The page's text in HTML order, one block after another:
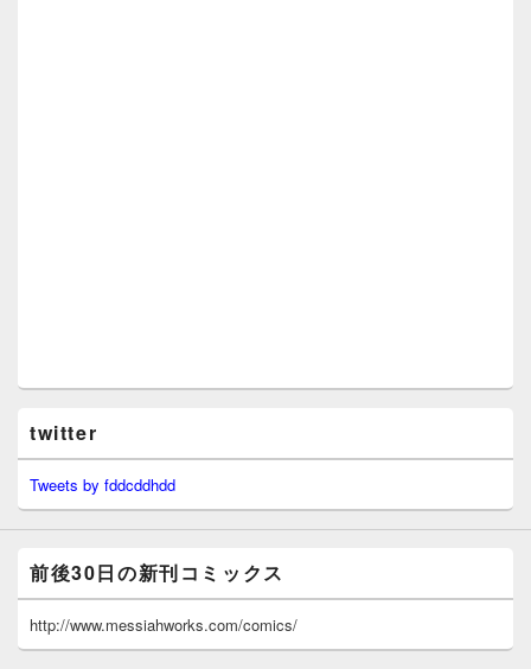
twitter
Tweets by fddcddhdd
前後30日の新刊コミックス
http://www.messiahworks.com/comics/